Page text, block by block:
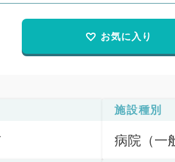
お気に入り
施設種別
病院（一